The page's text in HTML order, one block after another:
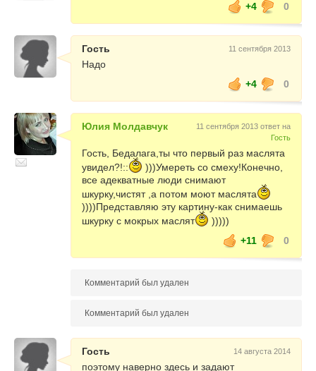
+4
0
Гость 11 сентября 2013
Надо
+4
0
Юлия Молдавчук
11 сентября 2013 ответ на
Гость
Гость, Бедалага,ты что первый раз маслята
увидел?!::
)))Умереть со смеху!Конечно,
все адекватные люди снимают
шкурку,чистят ,а потом моют маслята
))))Представляю эту картину-как снимаешь
шкурку с мокрых маслят
)))))
+11
0
Комментарий был удален
Комментарий был удален
Гость 14 августа 2014
поэтому наверно здесь и задают